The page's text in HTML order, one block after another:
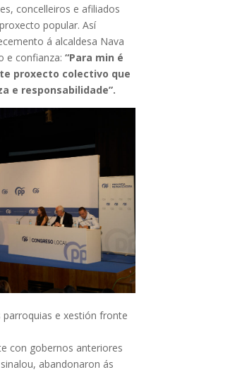
concelleiros e afiliados
popular. Así
á alcaldesa Nava
e confianza: “Para min é
proxecto colectivo que
e responsabilidade”.
parroquias e xestión fronte
con gobernos anteriores
abandonaron ás